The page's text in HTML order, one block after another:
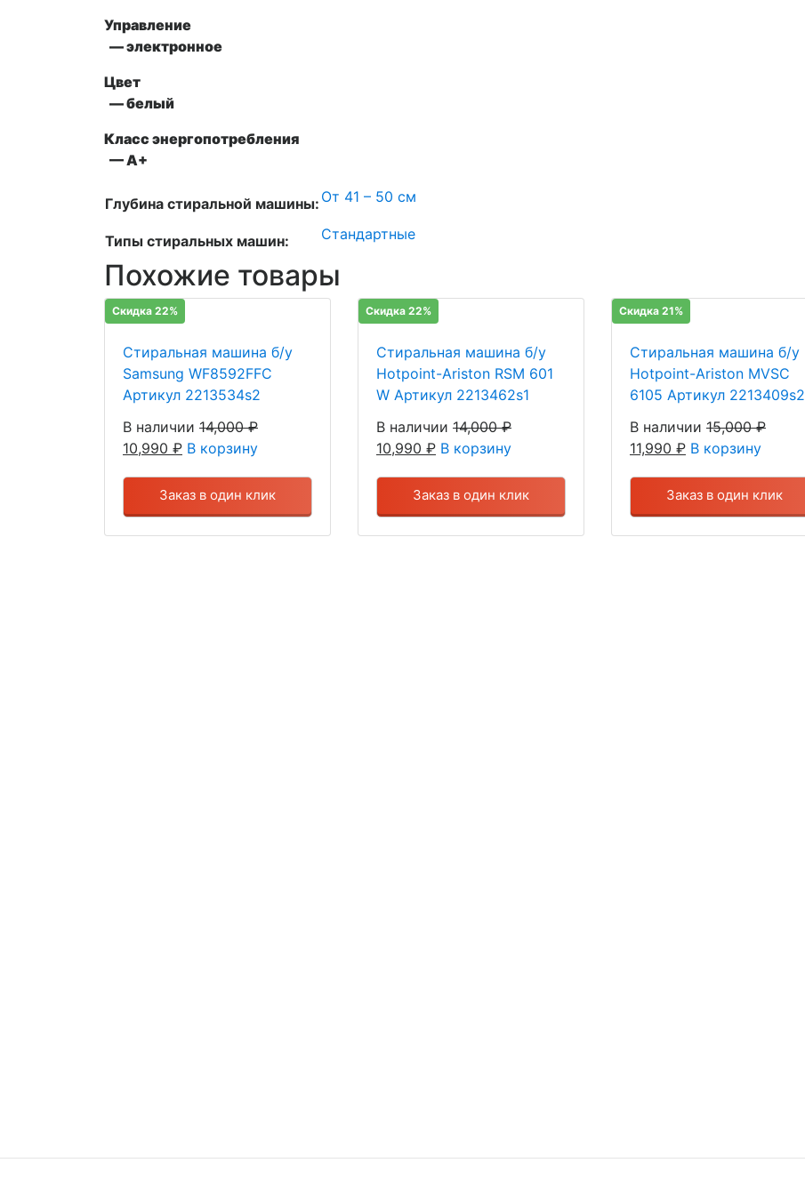
Управление
— электронное
Цвет
— белый
Класс энергопотребления
— А+
Глубина стиральной машины: От 41 – 50 см
Типы стиральных машин: Стандартные
Похожие товары
Скидка 22%
Стиральная машина б/у
Samsung WF8592FFC
Артикул 2213534s2
В наличии 14,000₽
10,990 ₽ В корзину
Заказ в один клик
Скидка 22%
Стиральная машина б/у
Hotpoint-Ariston RSM 601
W Артикул 2213462s1
В наличии 14,000₽
10,990 ₽ В корзину
Заказ в один клик
Скидка 21%
Стиральная машина б/у
Hotpoint-Ariston MVSC
6105 Артикул 2213409s2
В наличии 15,000₽
11,990 ₽ В корзину
Заказ в один клик